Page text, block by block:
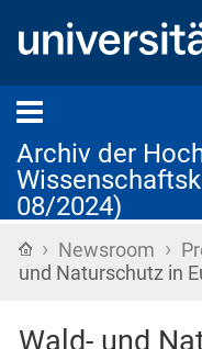
Archiv der
08/2024)
Startseite
› Newsroom ›
und Naturschutz in
Wald- und